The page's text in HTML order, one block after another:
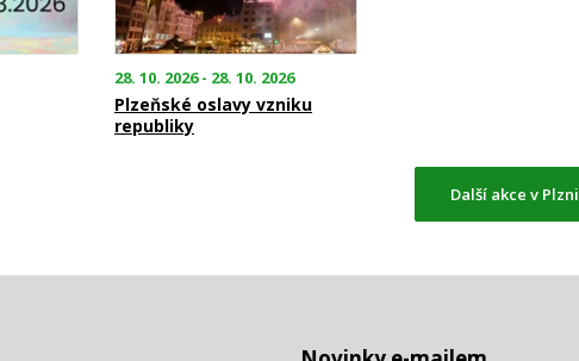
28. 10. 2026 - 28. 10. 2026
Plzeňské oslavy vzniku
republiky
Další akce v Plzni